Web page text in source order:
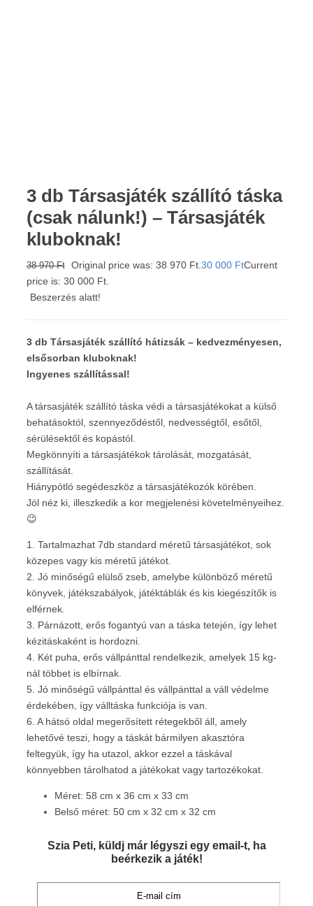
3 db Társasjáték szállító táska
(csak nálunk!) – Társasjáték
kluboknak!
38 970Ft Original price was: 38 970 Ft. 30 000 FtCurrent
price is: 30 000 Ft.
Beszerzés alatt!
3 db Társasjáték szállító hátizsák – kedvezményesen,
elsősorban kluboknak!
Ingyenes szállítással!
A társasjáték szállító táska védi a társasjátékokat a külső
behatásoktól, szennyeződéstől, nedvességtől, esőtől,
sérülésektől és kopástól.
Megkönnyíti a társasjátékok tárolását, mozgatását,
szállítását.
Hiánypótló segédeszköz a társasjátékozók körében.
Jól néz ki, illeszkedik a kor megjelenési követelményeihez.
😉
1. Tartalmazhat 7db standard méretű társasjátékot, sok
közepes vagy kis méretű játékot.
2. Jó minőségű elülső zseb, amelybe különböző méretű
könyvek, játékszabályok, játéktáblák és kis kiegészítők is
elférnek.
3. Párnázott, erős fogantyú van a táska tetején, így lehet
kézitáskaként is hordozni.
4. Két puha, erős vállpánttal rendelkezik, amelyek 15 kg-
nál többet is elbírnak.
5. Jó minőségű vállpánttal és vállpánttal a váll védelme
érdekében, így válltáska funkciója is van.
6. A hátsó oldal megerősített rétegekből áll, amely
lehetővé teszi, hogy a táskát bármilyen akasztóra
feltegyük, így ha utazol, akkor ezzel a táskával
könnyebben tárolhatod a játékokat vagy tartozékokat.
Méret: 58 cm x 36 cm x 33 cm
Belső méret: 50 cm x 32 cm x 32 cm
Szia Peti, küldj már légyszi egy email-t, ha
beérkezik a játék!